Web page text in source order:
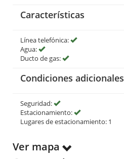
Características
Línea telefónica:
Agua:
Ducto de gas:
Condiciones adicionales
Seguridad:
Estacionamiento:
Lugares de estacionamiento: 1
Ver mapa